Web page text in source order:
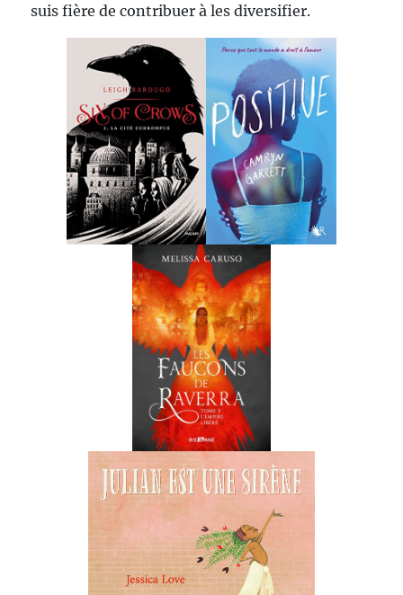
suis fière de contribuer à les diversifier.